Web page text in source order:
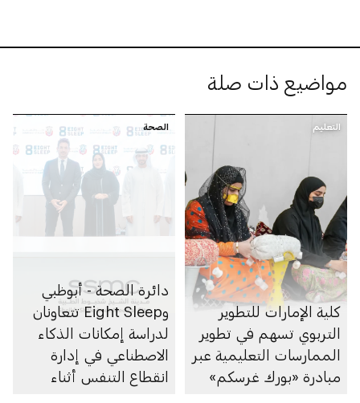
مواضيع ذات صلة
التعليم
كلية الإمارات للتطوير
التربوي تسهم في تطوير
الممارسات التعليمية عبر
مبادرة «بورك غرسكم»
الصحة
دائرة الصحة - أبوظبي
وEight Sleep تتعاونان
لدراسة إمكانات الذكاء
الاصطناعي في إدارة
انقطاع التنفس أثناء